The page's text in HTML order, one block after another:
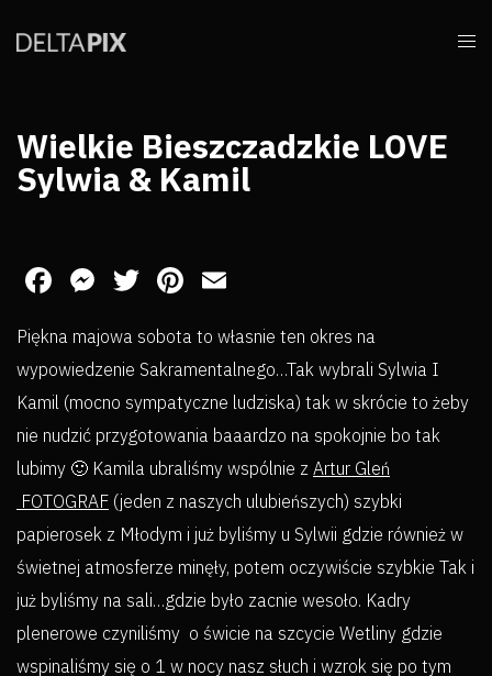
Wielkie Bieszczadzkie LOVE
Sylwia & Kamil
Facebook
Messenger
TwitterPinterest
Piękna majowa sobota to własnie ten okres na
wypowiedzenie Sakramentalnego…Tak wybrali Sylwia I
Kamil (mocno sympatyczne ludziska) tak w skrócie to żeby
nie nudzić przygotowania baaardzo na spokojnie bo tak
lubimy 🙂 Kamila ubraliśmy wspólnie z Artur Gleń
FOTOGRAF (jeden z naszych ulubieńszych) szybki
papierosek z Młodym i już byliśmy u Sylwii gdzie również w
świetnej atmosferze minęły, potem oczywiście szybkie Tak i
już byliśmy na sali…gdzie było zacnie wesoło. Kadry
plenerowe czyniliśmy o świcie na szcycie Wetliny gdzie
wspinaliśmy się o 1 w nocy nasz słuch i wzrok się po tym